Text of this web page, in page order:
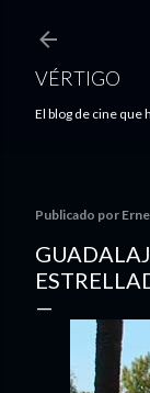
VÉRTIGO
El blog de cine que
Publicado por